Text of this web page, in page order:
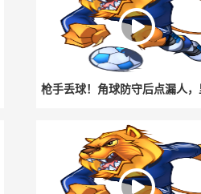
枪手丢球！角球防守后点漏人